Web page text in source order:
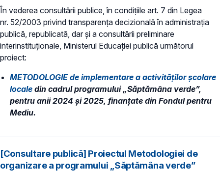
În vederea consultării publice, în condiţiile art. 7 din Legea
nr. 52/2003 privind transparenţa decizională în administraţia
publică, republicată, dar și a consultării preliminare
interinstituționale, Ministerul Educaţiei publică următorul
proiect:
METODOLOGIE de implementare a activităților școlare
locale din cadrul programului „Săptămâna verde”,
pentru anii 2024 și 2025, finanțate din Fondul pentru
Mediu.
[Consultare publică] Proiectul Metodologiei de
organizare a programului „Săptămâna verde”